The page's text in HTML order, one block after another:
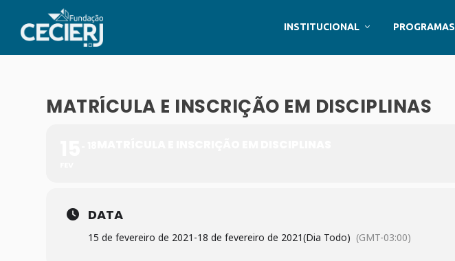
INSTITUCIONAL PROGRAMAS
MATRÍCULA E INSCRIÇÃO EM DISCIPLINAS
DATA
15 de fevereiro de 2021 -18 de fevereiro de 2021(Dia Todo) (GMT-03:00)